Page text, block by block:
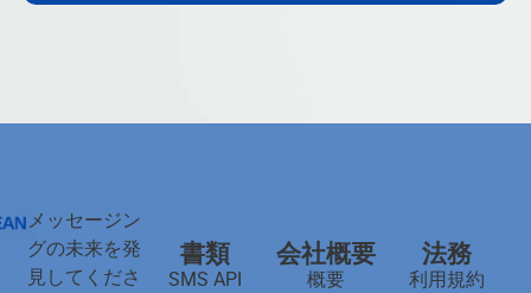
メッセージン
グの未来を発
見してくださ
書類
SMS API
会社概要
概要
法務
利用規約